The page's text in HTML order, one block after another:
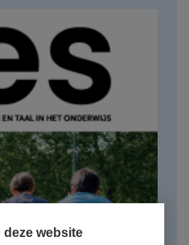
website